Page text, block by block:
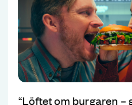
“Löftet om burgaren –